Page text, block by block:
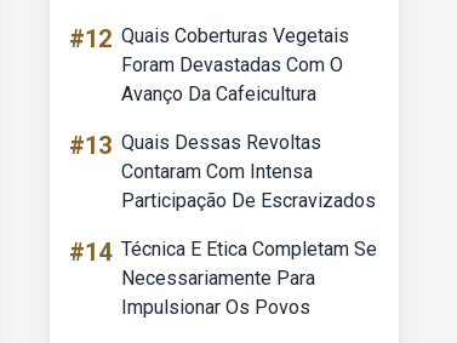
#12 Quais Coberturas Vegetais
Foram Devastadas Com O
Avanço Da Cafeicultura
#13 Quais Dessas Revoltas
Contaram Com Intensa
Participação De Escravizados
#14 Técnica E Etica Completam Se
Necessariamente Para
Impulsionar Os Povos